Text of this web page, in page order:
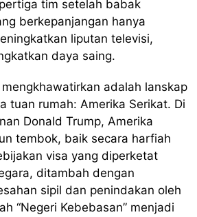
tim setelah babak
berkepanjangan hanya
liputan televisi,
daya saing.
adalah lanskap
tuan rumah: Amerika Serikat. Di
Donald Trump, Amerika
tembok, baik secara harfiah
visa yang diperketat
ditambah dengan
sipil dan penindakan oleh
“Negeri Kebebasan” menjadi